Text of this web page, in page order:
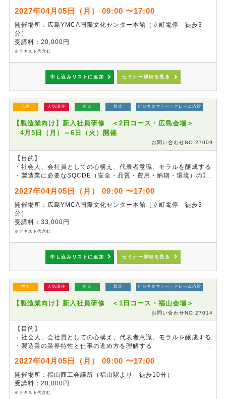
※本セミナーは、事前準備の都合上、
申し込み締切を3月14日
（日）24:00
とさせていただきます。
※ ビジネスメールなどの習得をご希望の場合は２日コースをご利用
ください。
2027年04月05日（月） 09:00 〜17:00
開催場所：広島YMCA国際文化センター本館（立町電停 徒歩3
分）
受講料：20,000円
※テキスト代含む
申し込みリストに追加 セミナー詳細を見る
広島 人気講座 新人 製造 ビジネスマナー・クレーム応対
【製造業向け】新入社員研修 ＜2日コース・広島会場＞
4月5日（月）～6日（火）開催
お問い合わせNO.27009
【目的】
・社会人、会社員としての心構え、代表者意識、モラルを醸成する
・製造業に必要なSQCDE（安全・品質・費用・納期・環境）の重
・チームの一員として、職場内でのコミュニケーションスキルを習
得する
※本セミナーは、事前準備の都合上、
（日）24:00
とさせていただきます。
（各日9:00～17:00）。
2027年04月05日（月） 09:00 〜17:00
開催場所：広島YMCA国際文化センター本館（立町電停 徒歩3
分）
受講料：33,000円
※テキスト代含む
申し込みリストに追加 セミナー詳細を見る
福山 人気講座 新人 製造 ビジネスマナー・クレーム応対
【製造業向け】新入社員研修 ＜1日コース・福山会場＞
お問い合わせNO.27014
【目的】
・社会人、会社員としての心構え、代表者意識、モラルを醸成する
・製造業の業界特性と仕事の進め方を理解する
得する
※本セミナーは、事前準備の都合上、
申し込み締切を3月14日
（日）24:00
とさせていただきます。
2027年04月05日（月） 09:00 〜17:00
開催場所：福山商工会議所（福山駅より 徒歩10分）
受講料：20,000円
※テキスト代含む